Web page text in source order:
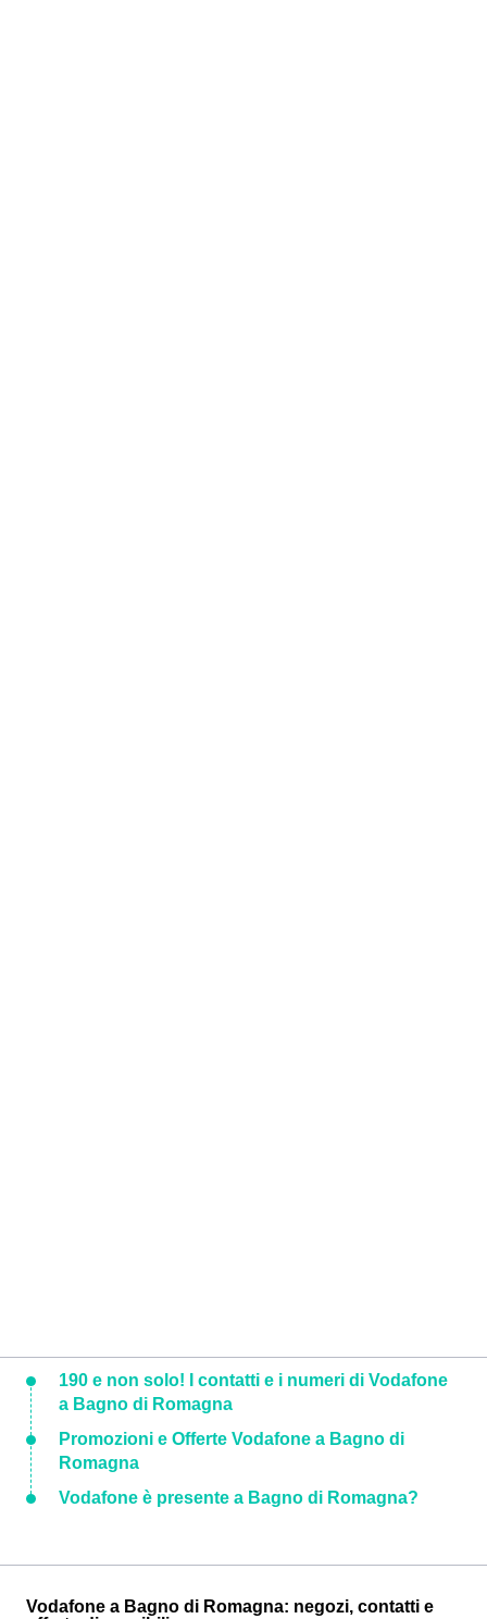
190 e non solo! I contatti e i numeri di Vodafone
a Bagno di Romagna
Promozioni e Offerte Vodafone a Bagno di
Romagna
Vodafone è presente a Bagno di Romagna?
Vodafone a Bagno di Romagna: negozi, contatti e